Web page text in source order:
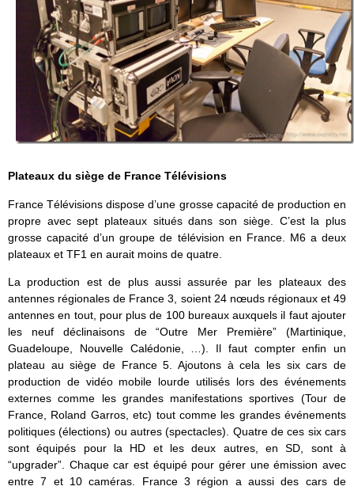
Plateaux du siège de France Télévisions
France Télévisions dispose d’une grosse capacité de production en
propre avec sept plateaux situés dans son siège. C’est la plus
grosse capacité d’un groupe de télévision en France. M6 a deux
plateaux et TF1 en aurait moins de quatre.
La production est de plus aussi assurée par les plateaux des
antennes régionales de France 3, soient 24 nœuds régionaux et 49
antennes en tout, pour plus de 100 bureaux auxquels il faut ajouter
les neuf déclinaisons de “Outre Mer Première” (Martinique,
Guadeloupe, Nouvelle Calédonie, …). Il faut compter enfin un
plateau au siège de France 5. Ajoutons à cela les six cars de
production de vidéo mobile lourde utilisés lors des événements
externes comme les grandes manifestations sportives (Tour de
France, Roland Garros, etc) tout comme les grandes événements
politiques (élections) ou autres (spectacles). Quatre de ces six cars
sont équipés pour la HD et les deux autres, en SD, sont à
“upgrader”. Chaque car est équipé pour gérer une émission avec
entre 7 et 10 caméras. France 3 région a aussi des cars de